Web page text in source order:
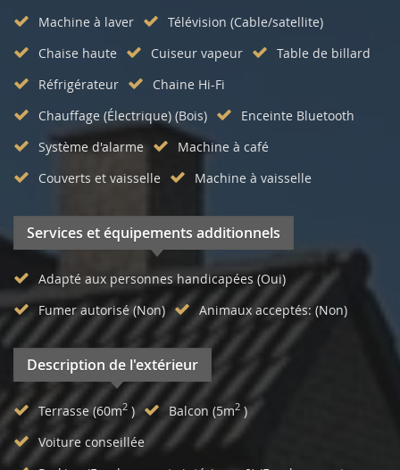
Machine à laver
Télévision (Cable/satellite)
Chaise haute
Cuiseur vapeur
Table de billard
Réfrigérateur
Chaine Hi-Fi
Chauffage (Électrique) (Bois)
Enceinte Bluetooth
Système d'alarme
Machine à café
Couverts et vaisselle
Machine à vaisselle
Services et équipements additionnels
Adapté aux personnes handicapées (Oui)
Fumer autorisé (Non)
Animaux acceptés: (Non)
Description de l'extérieur
Terrasse (60m2 ) Balcon (5m2 )
Voiture conseillée